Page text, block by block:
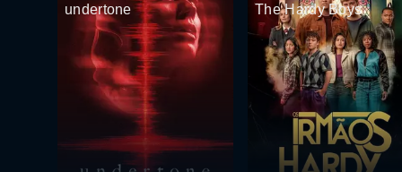
undertone The Hardy Boys